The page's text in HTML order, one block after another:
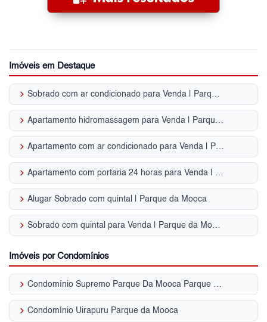
Imóveis em Destaque
keyboard_arrow_right Sobrado com ar condicionado para Venda | Parque da Mooca
keyboard_arrow_right Apartamento hidromassagem para Venda | Parque da Mooca
keyboard_arrow_right Apartamento com ar condicionado para Venda | Parque da Mooca
keyboard_arrow_right Apartamento com portaria 24 horas para Venda | Parque da Mooca
keyboard_arrow_right Alugar Sobrado com quintal | Parque da Mooca
keyboard_arrow_right Sobrado com quintal para Venda | Parque da Mooca
Imóveis por Condomínios
keyboard_arrow_right Condomínio Supremo Parque Da Mooca Parque da Mooca
keyboard_arrow_right Condomínio Uirapuru Parque da Mooca